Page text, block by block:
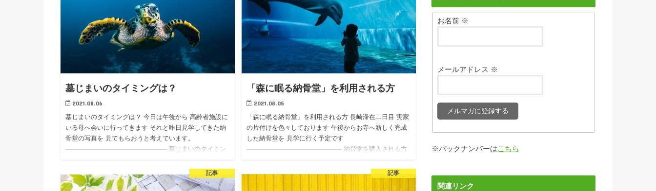
墓じまいのタイミングは？
2021.08.06
墓じまいのタイミングは？ 今日は午後から 高齢者施設に
いる母へ会いに行ってきます それと昨日見学してきた納
骨堂の写真を 見てもらおうと考えています。
———————————————— 墓じまいのタイミン
「森に眠る納骨堂」を利用される方
2021.08.05
「森に眠る納骨堂」を利用される方 長崎滞在二日目 実家
の片付けを色々しております 午後からお寺へ新しく完成
した納骨堂を 見学に行く予定です
——————————————— 納骨堂を購入される方
記事 記事
お名前 ※
メールアドレス ※
※バックナンバーはこちら
関連リンク